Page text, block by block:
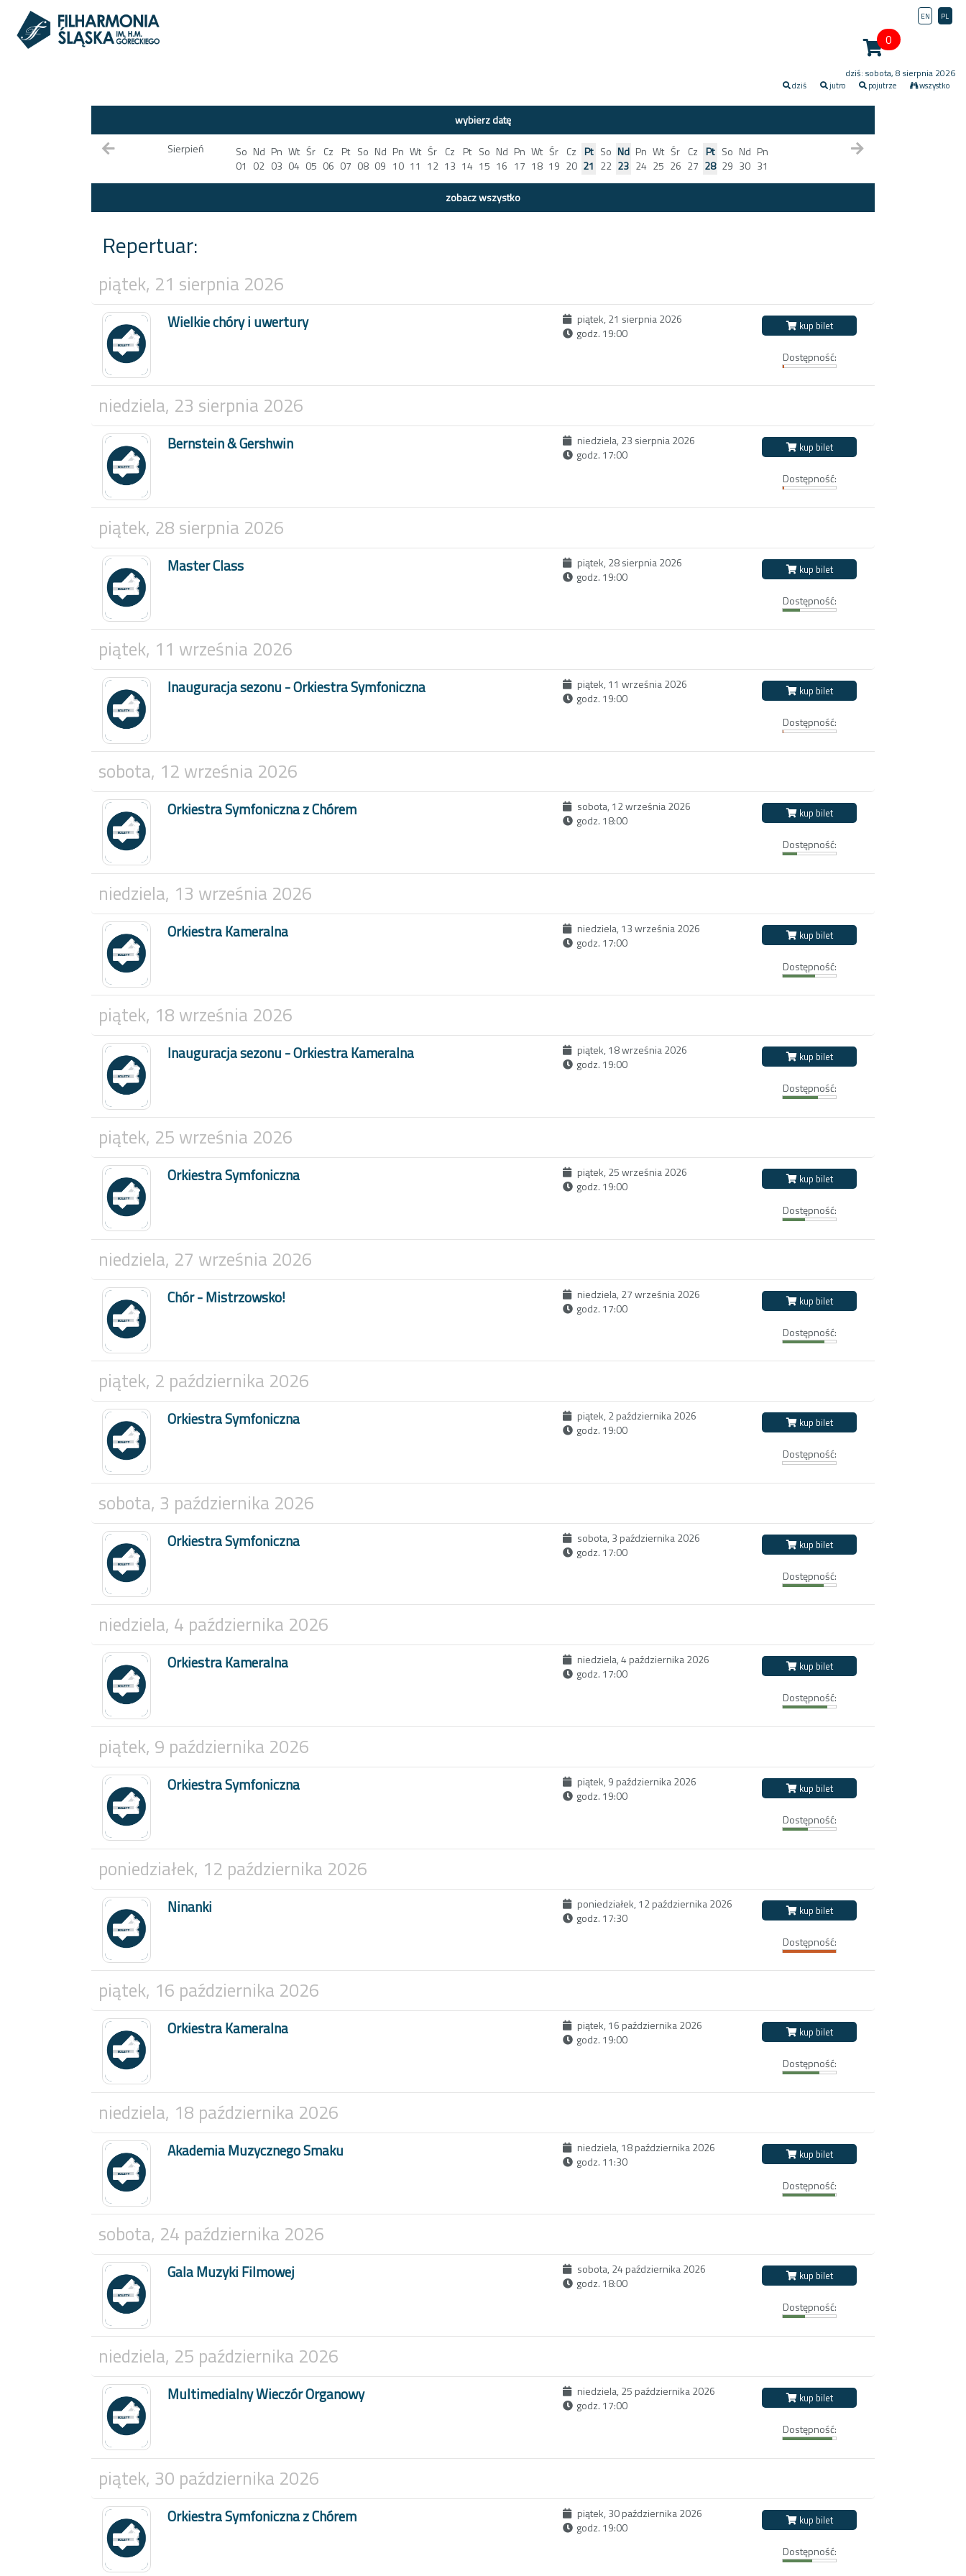
PL
EN
0
dziś: sobota, 8 sierpnia 2026
dziś jutro pojutrze wszystko
wybierz datę
Sierpień
So
01
Nd
02
Pn
03
Wt
04
Śr
05
Cz
06
Pt
07
So
08
Nd
09
Pn
10
Wt
11
Śr
12
Cz
13
Pt
14
So
15
Nd
16
Pn
17
Wt
18
Śr
19
Cz
20
Pt
21
So
22
Nd
23
Pn
24
Wt
25
Śr
26
Cz
27
Pt
28
So
29
Nd
30
Pn
31
zobacz wszystko
Repertuar:
piątek, 21 sierpnia 2026
Wielkie chóry i uwertury
piątek, 21 sierpnia 2026
godz. 19:00
kup bilet
Dostępność:
niedziela, 23 sierpnia 2026
Bernstein & Gershwin
niedziela, 23 sierpnia 2026
godz. 17:00
kup bilet
Dostępność:
piątek, 28 sierpnia 2026
Master Class
piątek, 28 sierpnia 2026
godz. 19:00
kup bilet
Dostępność:
piątek, 11 września 2026
Inauguracja sezonu - Orkiestra Symfoniczna
piątek, 11 września 2026
godz. 19:00
kup bilet
Dostępność:
sobota, 12 września 2026
Orkiestra Symfoniczna z Chórem
sobota, 12 września 2026
godz. 18:00
kup bilet
Dostępność:
niedziela, 13 września 2026
Orkiestra Kameralna
niedziela, 13 września 2026
godz. 17:00
kup bilet
Dostępność:
piątek, 18 września 2026
Inauguracja sezonu - Orkiestra Kameralna
piątek, 18 września 2026
godz. 19:00
kup bilet
Dostępność:
piątek, 25 września 2026
Orkiestra Symfoniczna
piątek, 25 września 2026
godz. 19:00
kup bilet
Dostępność:
niedziela, 27 września 2026
Chór - Mistrzowsko!
niedziela, 27 września 2026
godz. 17:00
kup bilet
Dostępność:
piątek, 2 października 2026
Orkiestra Symfoniczna
piątek, 2 października 2026
godz. 19:00
kup bilet
Dostępność:
sobota, 3 października 2026
Orkiestra Symfoniczna
sobota, 3 października 2026
godz. 17:00
kup bilet
Dostępność:
niedziela, 4 października 2026
Orkiestra Kameralna
niedziela, 4 października 2026
godz. 17:00
kup bilet
Dostępność:
piątek, 9 października 2026
Orkiestra Symfoniczna
piątek, 9 października 2026
godz. 19:00
kup bilet
Dostępność:
poniedziałek, 12 października 2026
Ninanki
poniedziałek, 12 października 2026
godz. 17:30
kup bilet
Dostępność:
piątek, 16 października 2026
Orkiestra Kameralna
piątek, 16 października 2026
godz. 19:00
kup bilet
Dostępność:
niedziela, 18 października 2026
Akademia Muzycznego Smaku
niedziela, 18 października 2026
godz. 11:30
kup bilet
Dostępność:
sobota, 24 października 2026
Gala Muzyki Filmowej
sobota, 24 października 2026
godz. 18:00
kup bilet
Dostępność:
niedziela, 25 października 2026
Multimedialny Wieczór Organowy
niedziela, 25 października 2026
godz. 17:00
kup bilet
Dostępność:
piątek, 30 października 2026
Orkiestra Symfoniczna z Chórem
piątek, 30 października 2026
godz. 19:00
kup bilet
Dostępność: